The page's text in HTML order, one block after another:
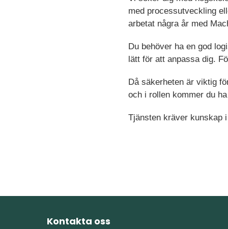
med processutveckling
arbetat några år med
Du behöver ha en god
lätt för att anpassa dig.
Då säkerheten är viktig
och i rollen kommer du
Tjänsten kräver kunskap
Kontakta oss